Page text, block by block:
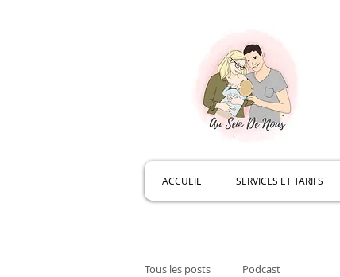
ACCUEIL SERVICES ET TARIFS
Tous les posts Podcast